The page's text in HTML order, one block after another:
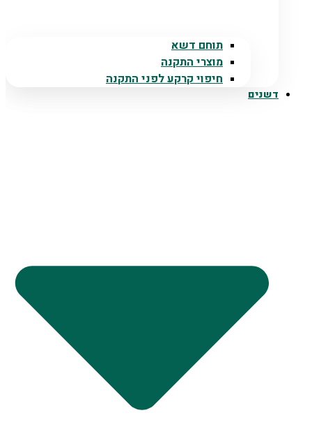
תוחם דשא
מוצרי התקנה
חיפוי קרקע לפני התקנה
דשנים